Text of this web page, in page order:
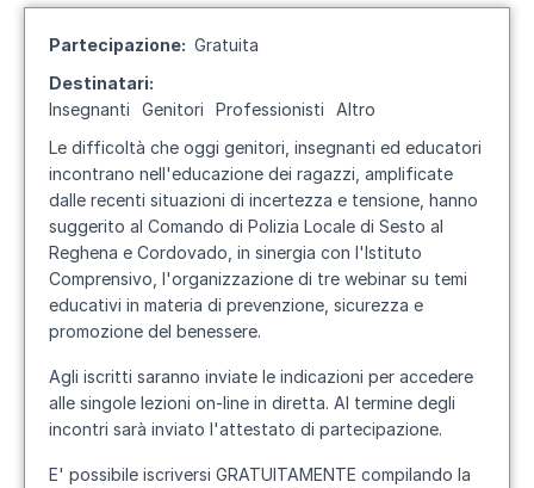
Partecipazione
Gratuita
Destinatari
Insegnanti
Genitori Professionisti
Altro
Le difficoltà che oggi genitori, insegnanti ed educatori
incontrano nell'educazione dei ragazzi, amplificate
dalle recenti situazioni di incertezza e tensione, hanno
suggerito al Comando di Polizia Locale di Sesto al
Reghena e Cordovado, in sinergia con l'Istituto
Comprensivo, l'organizzazione di tre webinar su temi
educativi in materia di prevenzione, sicurezza e
promozione del benessere.
Agli iscritti saranno inviate le indicazioni per accedere
alle singole lezioni on-line in diretta. Al termine degli
incontri sarà inviato l'attestato di partecipazione.
E' possibile iscriversi GRATUITAMENTE compilando la